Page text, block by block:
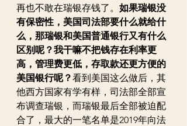
再也不敢在瑞银存钱了。 如果瑞银没
有保密性，美国司法部要什么就给什
么，那瑞银和美国普通银行又有什么
区别呢？我干嘛不把钱存在利率更
高，管理费更低，存取款还更方便的
美国银行呢？看到美国这么做后，其
他西方国家有学有样，司法部全部宣
布调查瑞银，而瑞银最后全部被迫配
合了，最大的一笔名单是2019年向法